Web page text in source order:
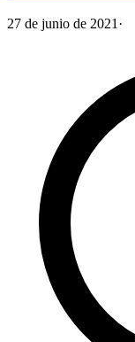
27 de junio de 2021 ·